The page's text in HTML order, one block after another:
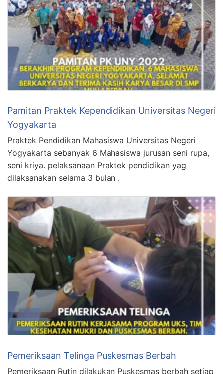
Pamitan Praktek Kependidikan Universitas Negeri
Yogyakarta
Praktek Pendidikan Mahasiswa Universitas Negeri
Yogyakarta sebanyak 6 Mahasiswa jurusan seni rupa,
seni kriya. pelaksanaan Praktek pendidikan yag
dilaksanakan selama 3 bulan .
Pemeriksaan Telinga Puskesmas Berbah
Pemeriksaan Rutin dilakukan Puskesmas berbah setiap